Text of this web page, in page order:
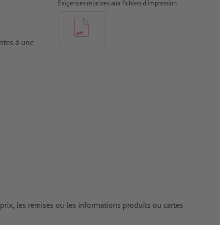
à une
doivent
Exigences relatives aux fichiers d'impression
les remises ou les informations produits ou cartes